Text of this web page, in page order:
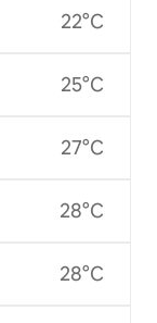
22°C
25°C
27°C
28°C
28°C